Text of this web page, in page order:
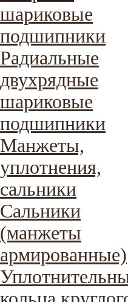
шариковые
подшипники
Радиальные
двухрядные
шариковые
подшипники
Манжеты,
уплотнения,
сальники
Сальники
(манжеты
армированные)